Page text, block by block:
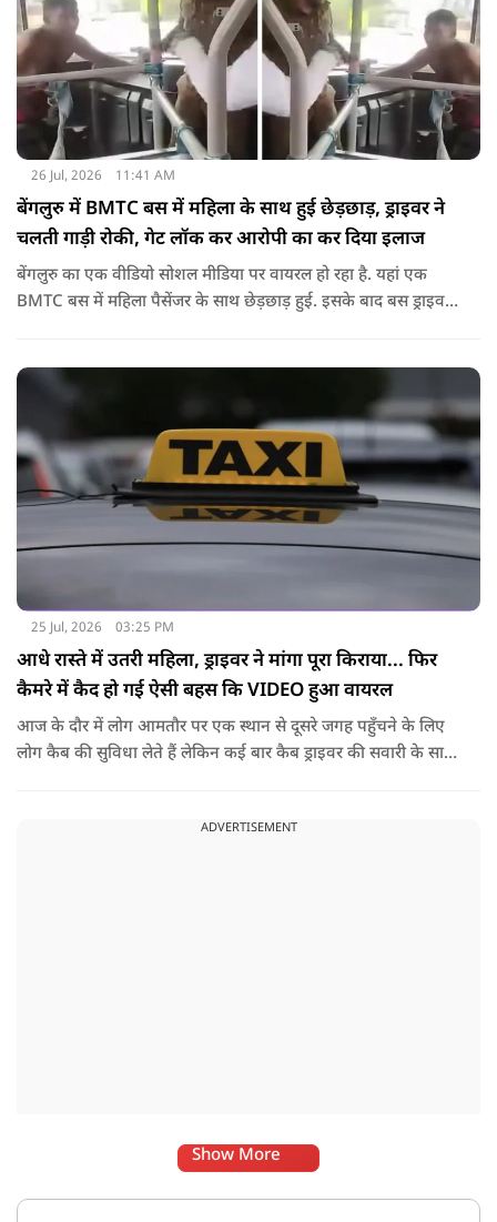
26 Jul, 2026 11:41 AM
बेंगलुरु में BMTC बस में महिला के साथ हुई छेड़छाड़, ड्राइवर ने
चलती गाड़ी रोकी, गेट लॉक कर आरोपी का कर दिया इलाज
बेंगलुरु का एक वीडियो सोशल मीडिया पर वायरल हो रहा है. यहां एक
BMTC बस में महिला पैसेंजर के साथ छेड़छाड़ हुई. इसके बाद बस ड्राइवर
25 Jul, 2026 03:25 PM
आधे रास्ते में उतरी महिला, ड्राइवर ने मांगा पूरा किराया... फिर
कैमरे में कैद हो गई ऐसी बहस कि VIDEO हुआ वायरल
आज के दौर में लोग आमतौर पर एक स्थान से दूसरे जगह पहुँचने के लिए
लोग कैब की सुविधा लेते हैं लेकिन कई बार कैब ड्राइवर की सवारी के साथ
रास्ते में किसी वजह से उसने अपना प्लान बदल दिया और ड्राइवर से गाड़ी
ADVERTISEMENT
Show More